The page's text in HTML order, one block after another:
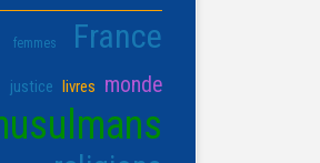
femmes France
justice livres monde